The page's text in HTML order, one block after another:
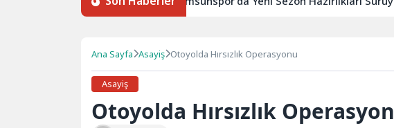
Ana Sayfa Asayiş Otoyolda Hırsızlık Operasyonu
Asayiş
Otoyolda Hırsızlık